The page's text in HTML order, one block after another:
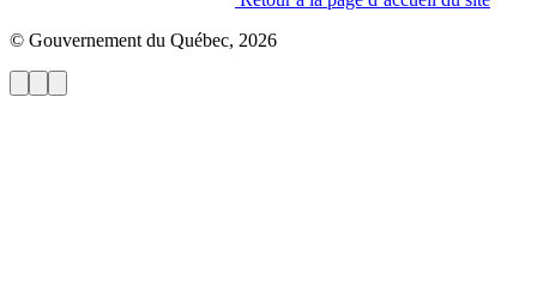
© Gouvernement du Québec, 2026